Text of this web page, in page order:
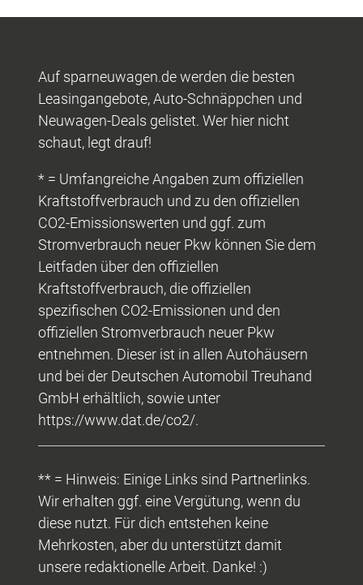
Auf sparneuwagen.de werden die besten
Leasingangebote, Auto-Schnäppchen und
Neuwagen-Deals gelistet. Wer hier nicht
schaut, legt drauf!
* = Umfangreiche Angaben zum offiziellen
Kraftstoffverbrauch und zu den offiziellen
CO2-Emissionswerten und ggf. zum
Stromverbrauch neuer Pkw können Sie dem
Leitfaden über den offiziellen
Kraftstoffverbrauch, die offiziellen
spezifischen CO2-Emissionen und den
offiziellen Stromverbrauch neuer Pkw
entnehmen. Dieser ist in allen Autohäusern
und bei der Deutschen Automobil Treuhand
GmbH erhältlich, sowie unter
https://www.dat.de/co2/.
** = Hinweis: Einige Links sind Partnerlinks.
Wir erhalten ggf. eine Vergütung, wenn du
diese nutzt. Für dich entstehen keine
Mehrkosten, aber du unterstützt damit
unsere redaktionelle Arbeit. Danke! :)